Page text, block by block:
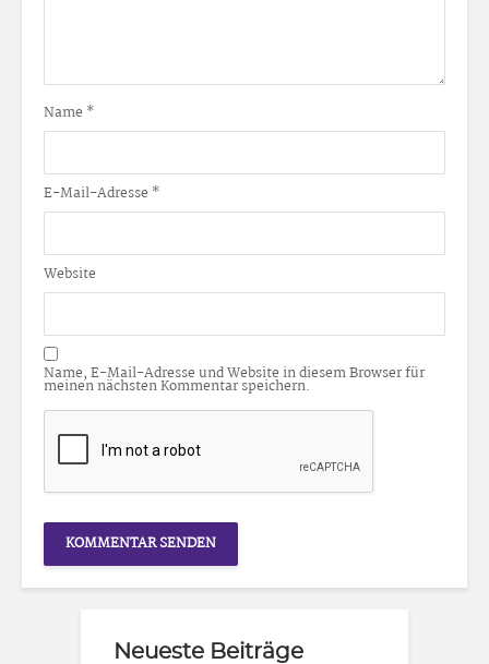
Name *
E-Mail-Adresse *
Website
Name, E-Mail-Adresse und Website in diesem Browser für
meinen nächsten Kommentar speichern.
Neueste Beiträge